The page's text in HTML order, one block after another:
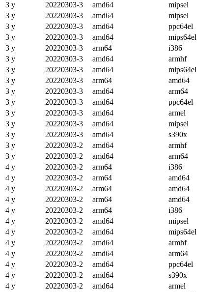
3 y
20220303-3 amd64
mipsel
3 y
20220303-3 amd64
mipsel
3 y
20220303-3 amd64
ppc64el
3 y
20220303-3 amd64
mips64el
3 y
20220303-3 arm64
i386
3 y
20220303-3 amd64
armhf
3 y
20220303-3 amd64
mips64el
3 y
20220303-3 arm64
amd64
3 y
20220303-3 amd64
arm64
3 y
20220303-3 amd64
ppc64el
3 y
20220303-3 amd64
armel
3 y
20220303-3 amd64
mipsel
3 y
20220303-3 amd64
s390x
3 y
20220303-2 amd64
armhf
3 y
20220303-2 amd64
arm64
4 y
20220303-2 arm64
i386
4 y
20220303-2 arm64
amd64
4 y
20220303-2 arm64
amd64
4 y
20220303-2 arm64
amd64
4 y
20220303-2 arm64
i386
4 y
20220303-2 amd64
mipsel
4 y
20220303-2 amd64
mips64el
4 y
20220303-2 amd64
armhf
4 y
20220303-2 amd64
arm64
4 y
20220303-2 amd64
ppc64el
4 y
20220303-2 amd64
s390x
4 y
20220303-2 amd64
armel